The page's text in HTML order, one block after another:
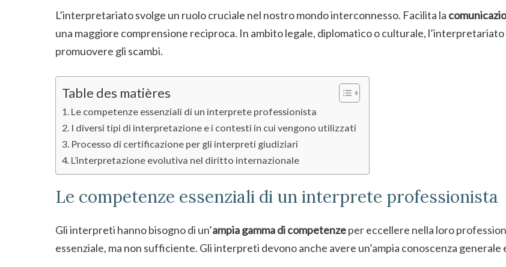
L’interpretariato svolge un ruolo cruciale nel nostro mondo interconnesso. Facilita la
una maggiore comprensione reciproca. In ambito legale, diplomatico o culturale,
promuovere gli scambi.
Table des matières
Le competenze essenziali di un interprete professionista
I diversi tipi di interpretazione e i contesti in cui vengono utilizzati
Processo di certificazione per gli interpreti giudiziari
L’interpretazione evolutiva nel diritto internazionale
Le competenze essenziali di un interprete professionista
Gli interpreti hanno bisogno di un’ampia gamma di competenzeper eccellere nella loro
essenziale, ma non sufficiente. Gli interpreti devono anche avere un’ampia conoscenza